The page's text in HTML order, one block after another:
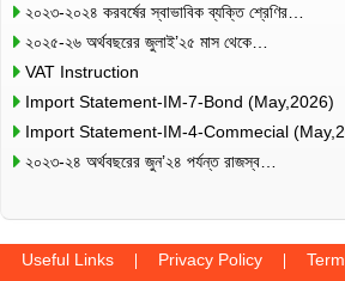
২০২৩-২০২৪ করবর্ষের স্বাভাবিক ব্যক্তি শ্রেণির…
২০২৫-২৬ অর্থবছরের জুলাই’২৫ মাস থেকে…
VAT Instruction
Import Statement-IM-7-Bond (May,2026)
Import Statement-IM-4-Commecial
২০২৩-২৪ অর্থবছরের জুন’২৪ পর্যন্ত রাজস্ব…
Useful Links Privacy Policy